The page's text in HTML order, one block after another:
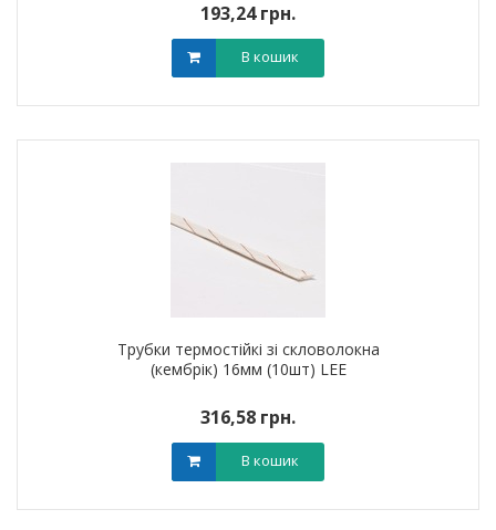
193,24 грн.
В кошик
Трубки термостійкі зі скловолокна
(кембрік) 16мм (10шт) LEE
316,58 грн.
В кошик